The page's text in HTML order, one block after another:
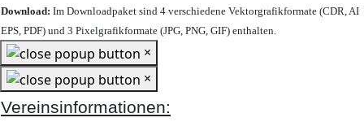
Download: Im Downloadpaket sind 4 verschiedene Vektorgrafikformate (CDR, AI
EPS, PDF) und 3 Pixelgrafikformate (JPG, PNG, GIF) enthalten.
×
×
Vereinsinformationen: